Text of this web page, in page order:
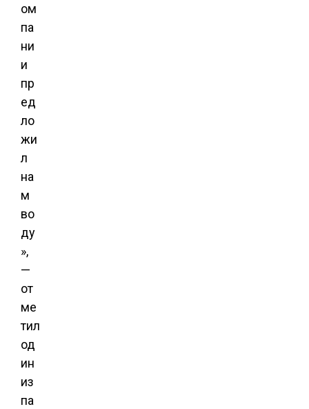
ом
па
ни
и
пр
ед
ло
жи
л
на
м
во
ду
»,
—
от
ме
тил
од
ин
из
па